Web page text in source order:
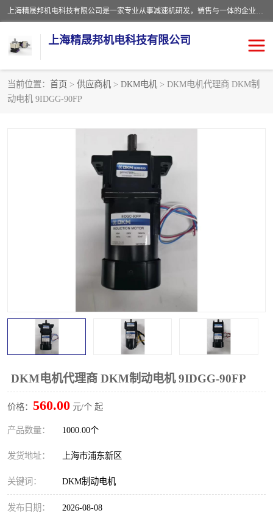
上海精晟邦机电科技有限公司是一家专业从事减速机研发，销售与一体的企业。公司拥有资深技术人员和技术团队服务人才，致力于为广大客户提供专业，细致的产品服务。主营产品有：中型减速电机，微型调速电机，精密行星减速机，蜗轮蜗杆减速机，RFKS四大系列减速机，SKM双曲面齿轮减速机，齿轮减速电机，行星减速机，防爆电机，变频器等系列；产品广泛用于汽车，船舶，能源，环保，包装，物流等领域，欢迎咨询。
上海精晟邦机电科技有限公司
当前位置： 首页 > 供应商机 > DKM电机 > DKM电机代理商 DKM制
动电机 9IDGG-90FP
DKM电机代理商 DKM制动电机 9IDGG-90FP
价格： 560.00 元/个 起
产品数量： 1000.00个
发货地址： 上海市浦东新区
关键词： DKM制动电机
发布日期： 2026-08-08
减速电机
精晟邦四大系列
精晟邦微型齿轮减速电机
晟邦电机
东元电机